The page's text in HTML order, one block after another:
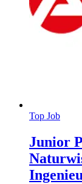
Top Job
Junior